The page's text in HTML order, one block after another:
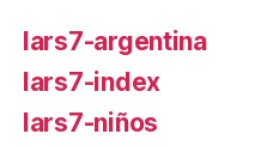
lars7-argentina
lars7-index
lars7-niños